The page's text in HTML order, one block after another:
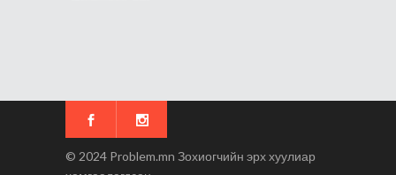
2025/12/29
© 2024 Problem.mn Зохиогчийн эрх хуулиар